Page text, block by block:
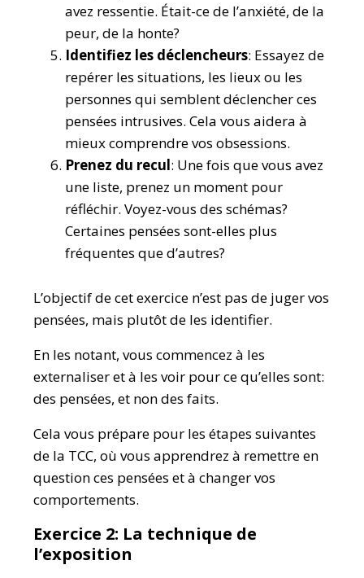
avez ressentie. Était-ce de l’anxiété, de la
peur, de la honte?
Identifiez les déclencheurs: Essayez de
repérer les situations, les lieux ou les
personnes qui semblent déclencher ces
pensées intrusives. Cela vous aidera à
mieux comprendre vos obsessions.
Prenez du recul: Une fois que vous avez
une liste, prenez un moment pour
réfléchir. Voyez-vous des schémas?
Certaines pensées sont-elles plus
fréquentes que d’autres?
L’objectif de cet exercice n’est pas de juger vos
pensées, mais plutôt de les identifier.
En les notant, vous commencez à les
externaliser et à les voir pour ce qu’elles sont:
des pensées, et non des faits.
Cela vous prépare pour les étapes suivantes
de la TCC, où vous apprendrez à remettre en
question ces pensées et à changer vos
comportements.
Exercice 2: La technique de
l’exposition